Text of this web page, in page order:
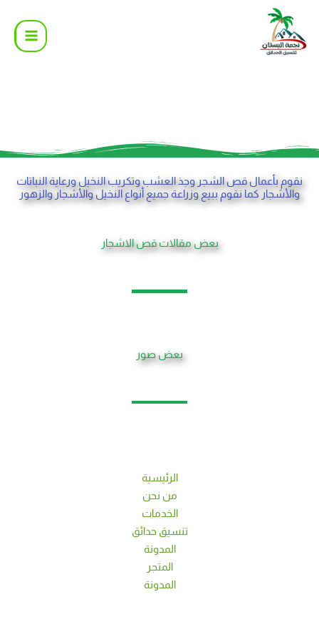
المحتوى
نقوم بأعمال قص الشجر وجذ العشب وتكريب النخيل ورعاية النباتات
والأشجار كما نقوم ببيع وزراعة جميع أنواع النخيل والأشجار والزهور
بعض مقالات قص الاشجار
بعض صور
الرئيسية
من نحن
الخدمات
تنسيق حدائق
المدونة
المتجر
المدونة